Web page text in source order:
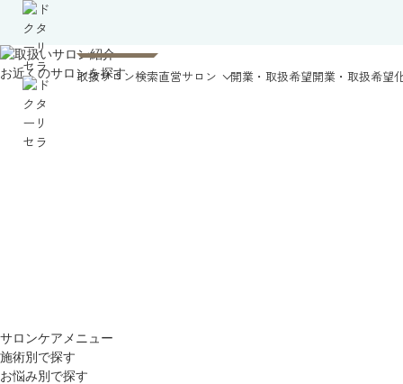
取扱サロン検索直営サロン 開業・取扱希望開業・取扱希望
お近くのサロンを探す
サロンケアメニュー
施術別で探す
お悩み別で探す